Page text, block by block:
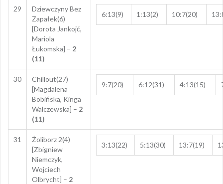
29
Dziewczyny Bez
Zapałek(6)
[Dorota Jankojć,
Mariola
Łukomska] – 2
(11)
6:13(9) 1:13(2) 10:7(20)
30
Chillout(27)
[Magdalena
Bobińska, Kinga
Walczewska] – 2
(11)
9:7(20) 6:12(31) 4:13(15)
31
Żoliborz 2(4)
[Zbigniew
Niemczyk,
Wojciech
Olbrycht] – 2
3:13(22) 5:13(30) 13:7(19)